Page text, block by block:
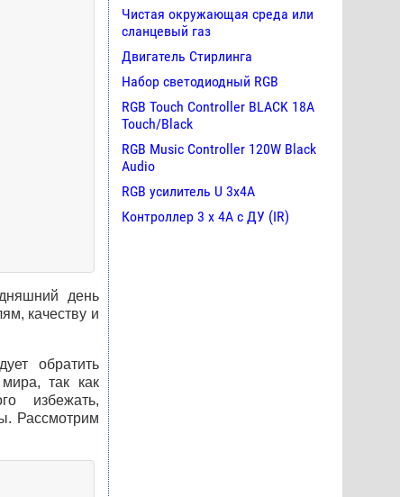
день
качеству и
обратить
так как
избежать,
Рассмотрим
Чистая окружающая среда или
сланцевый газ
Двигатель Стирлинга
Набор светодиодный RGB
RGB Touch Controller BLACK 18A
Touch/Black
RGB Music Controller 120W Black
Audio
RGB усилитель U 3х4A
Контроллер 3 х 4А с ДУ (IR)